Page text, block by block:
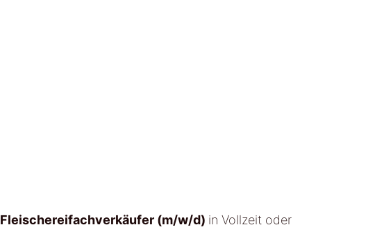
Fleischereifachverkäufer (m/w/d) in Vollzeit oder